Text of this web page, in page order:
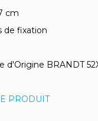
cm
de fixation
d'Origine BRANDT
PRODUIT